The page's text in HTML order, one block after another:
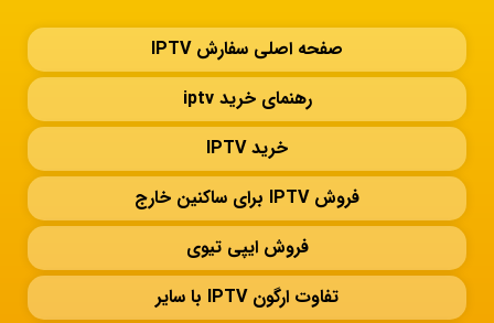
صفحه اصلی سفارش IPTV
رهنمای خرید iptv
خرید IPTV
فروش IPTV برای ساکنین خارج
فروش ایپی تیوی
تفاوت ارگون IPTV با سایر